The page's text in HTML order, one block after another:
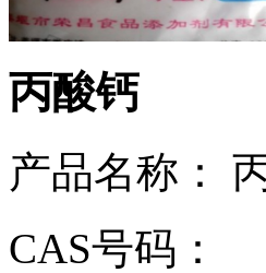
丙酸钙
产品名称：
CAS号码：